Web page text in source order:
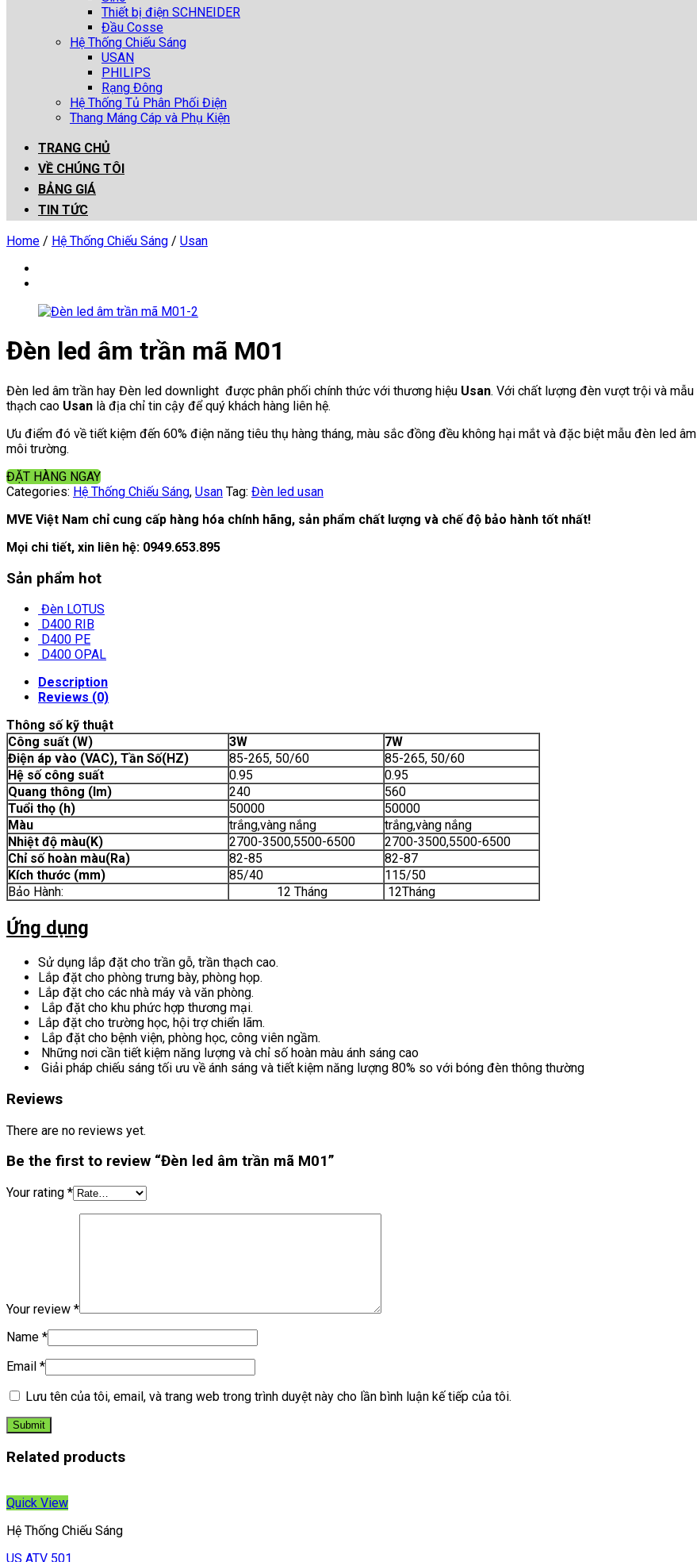
Thiết bị điện SCHNEIDER
Đầu Cosse
Hệ Thống Chiếu Sáng
USAN
PHILIPS
Rạng Đông
Hệ Thống Tủ Phân Phối Điện
Thang Máng Cáp và Phụ Kiện
TRANG CHỦ
VỀ CHÚNG TÔI
BẢNG GIÁ
TIN TỨC
Home / Hệ Thống Chiếu Sáng / Usan
Đèn led âm trần mã M01
Đèn led âm trần hay Đèn led downlight được phân phối chính thức với thương hiệu Usan. Với chất lượng đèn vượt trội và
thạch cao Usan là địa chỉ tin cậy để quý khách hàng liên hệ.
Ưu điểm đó về tiết kiệm đến 60% điện năng tiêu thụ hàng tháng, màu sắc đồng đều không hại mắt và đặc biệt mẫu đèn led
môi trường.
ĐẶT HÀNG NGAY
Categories: Hệ Thống Chiếu Sáng, Usan Tag: Đèn led usan
MVE Việt Nam chỉ cung cấp hàng hóa chính hãng, sản phẩm chất lượng và chế độ bảo hành tốt nhất!
Mọi chi tiết, xin liên hệ: 0949.653.895
Sản phẩm hot
Đèn LOTUS
D400 RIB
D400 PE
D400 OPAL
Description
Reviews (0)
Thông số kỹ thuật
Công suất (W)
3W
7W
Điện áp vào (VAC), Tần Số(HZ)
85-265, 50/60
85-265, 50/60
Hệ số công suất
0.95
0.95
Quang thông (lm)
240
560
Tuổi thọ (h)
50000
50000
Màu
trắng,vàng nắng
trắng,vàng nắng
Nhiệt độ màu(K)
2700-3500,5500-6500
2700-3500,5500-6500
Chỉ số hoàn màu(Ra)
82-85
82-87
Kích thước (mm)
85/40
115/50
Bảo Hành:
12 Tháng 12Tháng
Ứng dụng
Sử dụng lắp đặt cho trần gỗ, trần thạch cao.
Lắp đặt cho phòng trưng bày, phòng họp.
Lắp đặt cho các nhà máy và văn phòng.
Lắp đặt cho khu phức hợp thương mại.
Lắp đặt cho trường học, hội trợ chiển lãm.
Lắp đặt cho bệnh viện, phòng học, công viên ngầm.
Những nơi cần tiết kiệm năng lượng và chỉ số hoàn màu ánh sáng cao
Giải pháp chiếu sáng tối ưu về ánh sáng và tiết kiệm năng lượng 80% so với bóng đèn thông thường
Reviews
There are no reviews yet.
Be the first to review “Đèn led âm trần mã M01”
Your rating *
Your review *
Name *
Email *
Lưu tên của tôi, email, và trang web trong trình duyệt này cho lần bình luận kế tiếp của tôi.
Related products
Quick View
Hệ Thống Chiếu Sáng
US ATV 501